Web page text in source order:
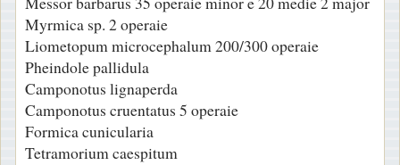
Myrmica sp. 2 operaie
Liometopum microcephalum 200/300 operaie
Pheindole pallidula
Camponotus lignaperda
Camponotus cruentatus 5 operaie
Formica cunicularia
Tetramorium caespitum